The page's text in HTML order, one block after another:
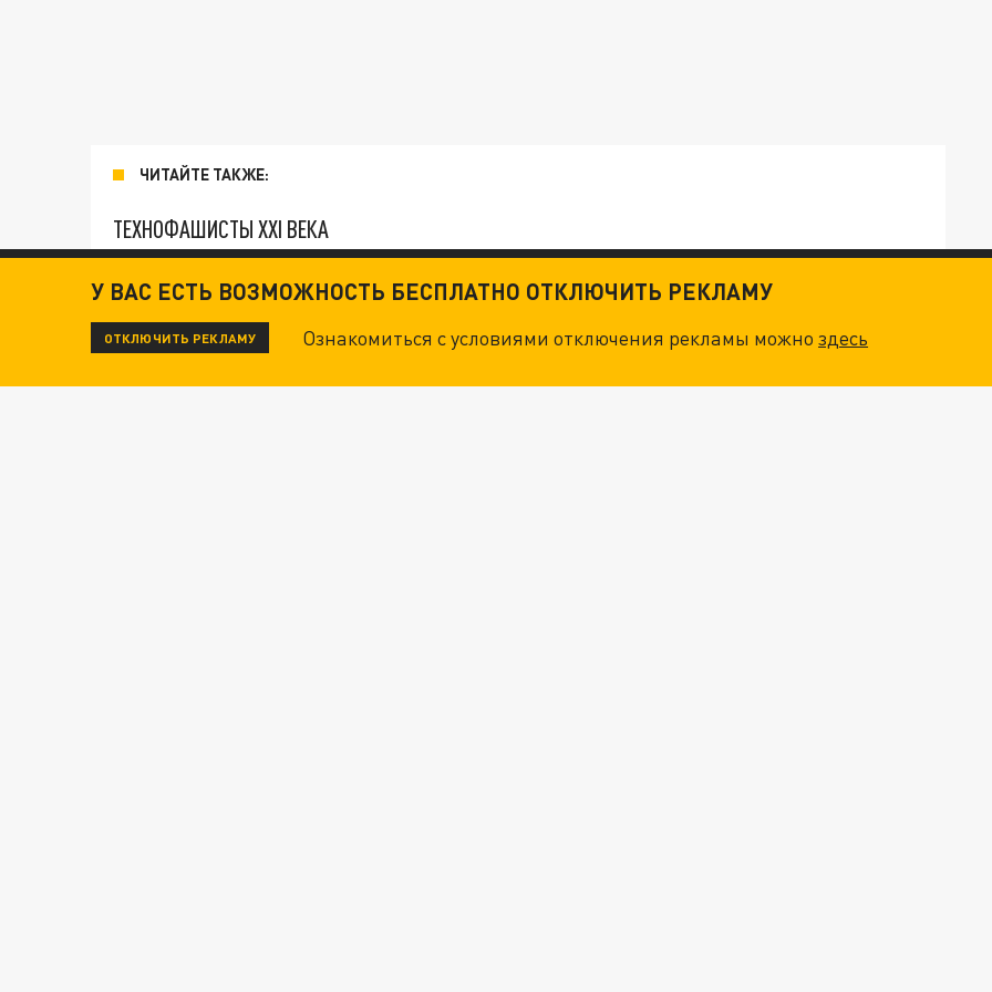
ЧИТАЙТЕ ТАКЖЕ:
ТЕХНОФАШИСТЫ XXI ВЕКА
"КРОТАМИ" БЫЛИ ВСЕ? ТЕРАКТ В ЦЕНТРЕ МОСКВЫ: НА ГЕНЕРАЛОВ ОХОТЯТСЯ "ЖИВЫЕ ДРОНЫ"
ДАНЯ С ДАШЕЙ СПАСЛИСЬ ОТ БОЕВИКОВ ВСУ. НО БЕДЫ ДЛЯ МАЛЫШЕЙ НЕ ЗАКОНЧИЛИСЬ
У ВАС ЕСТЬ ВОЗМОЖНОСТЬ БЕСПЛАТНО ОТКЛЮЧИТЬ РЕКЛАМУ
ОТКЛЮЧИТЬ РЕКЛАМУ Ознакомиться с условиями отключения рекламы можноздесь